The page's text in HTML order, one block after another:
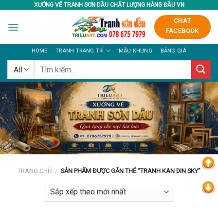
content
XƯỞNG VẼ TRANH SƠN DẦU CHẤT LƯỢNG HÀNG ĐẦU VN
CHAT
FACEBOOK
HOME TRANH TRANG TRÍ MẪU KHUNG BẢNG GIÁ
Tìm
TRANG CHỦ / SẢN PHẨM ĐƯỢC GẮN THẺ “TRANH KAN DIN SKY”